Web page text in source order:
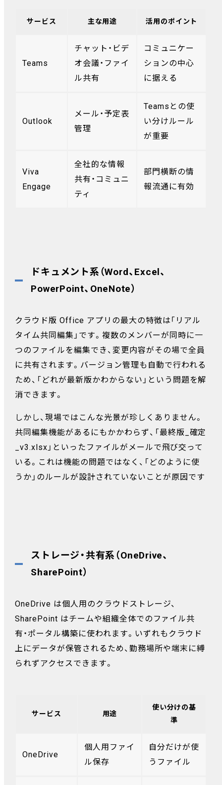
サービス 主な用途 活用のポイント
Teams
チャット・ビデ
オ会議・ファイ
ル共有
コミュニケー
ションの中心
に据える
Outlook
メール・予定表
管理
Teamsとの使
い分けルール
が重要
Viva
Engage
全社的な情報
共有・コミュニ
ティ
部門横断の情
報流通に有効
ドキュメント系（Word、Excel、
PowerPoint、OneNote）
クラウド版 Office アプリの最大の特徴は「リアル
タイム共同編集」です。複数のメンバーが同時に一
つのファイルを編集でき、変更内容がその場で全員
に共有されます。バージョン管理も自動で行われる
ため、「どれが最新版かわからない」という問題を解
消できます。
しかし、現場ではこんな光景が珍しくありません。
共同編集機能があるにもかかわらず、「最終版_確定
_v3.xlsx」といったファイルがメールで飛び交って
いる。これは機能の問題ではなく、「どのように使
うか」のルールが設計されていないことが原因です
ストレージ・共有系（OneDrive、
SharePoint）
OneDrive は個人用のクラウドストレージ、
SharePoint はチームや組織全体でのファイル共
有・ポータル構築に使われます。いずれもクラウド
上にデータが保管されるため、勤務場所や端末に縛
られずアクセスできます。
サービス 用途
使い分けの基
準
OneDrive
個人用ファイ
ル保存
自分だけが使
うファイル